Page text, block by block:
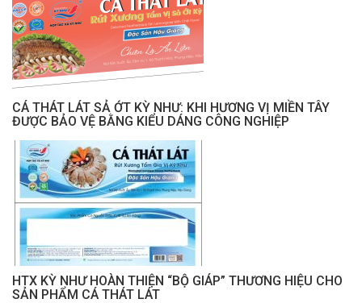
CÁ THÁT LÁT SẢ ỚT KỲ NHƯ: KHI HƯƠNG VỊ MIỀN TÂY
ĐƯỢC BẢO VỆ BẰNG KIỂU DÁNG CÔNG NGHIỆP
HTX KỲ NHƯ HOÀN THIỆN “BỘ GIÁP” THƯƠNG HIỆU CHO
SẢN PHẨM CÁ THÁT LÁT